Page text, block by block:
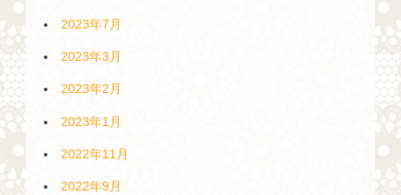
2023年7月
2023年3月
2023年2月
2023年1月
2022年11月
2022年9月